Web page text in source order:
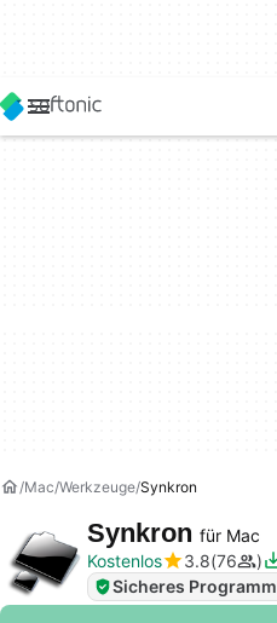
Mac Werkzeuge Synkron
Synkron für Mac
Kostenlos
3.8 76
Sicheres Programm